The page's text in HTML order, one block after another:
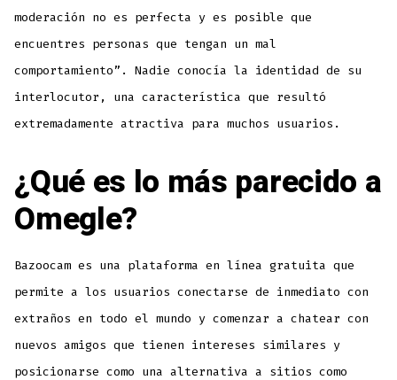
moderación no es perfecta y es posible que
encuentres personas que tengan un mal
comportamiento”. Nadie conocía la identidad de su
interlocutor, una característica que resultó
extremadamente atractiva para muchos usuarios.
¿Qué es lo más parecido a
Omegle?
Bazoocam es una plataforma en línea gratuita que
permite a los usuarios conectarse de inmediato con
extraños en todo el mundo y comenzar a chatear con
nuevos amigos que tienen intereses similares y
posicionarse como una alternativa a sitios como